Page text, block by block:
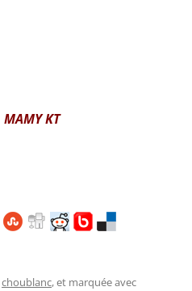
MAMY KT
choublanc, et marquée avec